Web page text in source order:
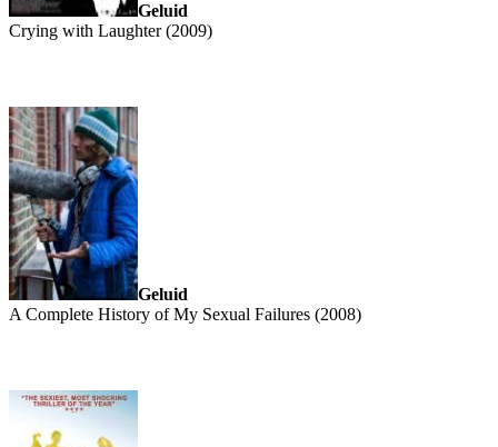
Geluid
Crying with Laughter (2009)
Geluid
A Complete History of My Sexual Failures (2008)